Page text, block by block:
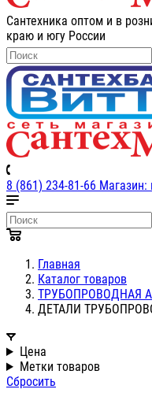
Сантехника оптом и в
краю и югу России
8 (861) 234-81-66 Магазин:
Главная
Каталог товаров
ТРУБОПРОВОДНАЯ
ДЕТАЛИ
Цена
Метки товаров
Сбросить